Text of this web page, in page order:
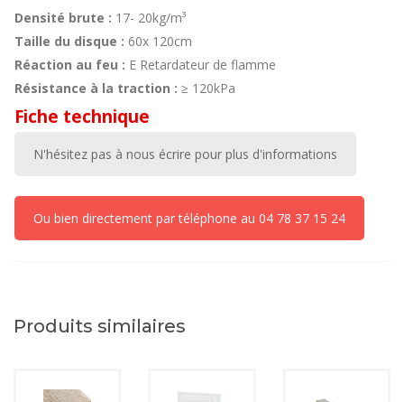
Densité brute : 17- 20kg/m³
Taille du disque : 60x 120cm
Réaction au feu : E Retardateur de flamme
Résistance à la traction : ≥ 120kPa
Fiche technique
N'hésitez pas à nous écrire pour plus d'informations
Ou bien directement par téléphone au 04 78 37 15 24
Produits similaires